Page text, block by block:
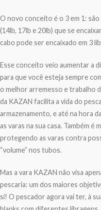
O novo conceito é o 3 em 1:
(14lb, 17lb e 20lb) que se
cabo pode ser encaixado em 3
Esse conceito veio aumentar a
para que você esteja sempre
o melhor arremesso e trabalho
da KAZAN facilita a vida do
armazenamento, e até na hora
as varas na sua casa. Também
protegendo as varas contra
“volume” nos tubos.
Mas a vara KAZAN não visa
pescaria: um dos maiores
si! O pescador agora vai ter, à